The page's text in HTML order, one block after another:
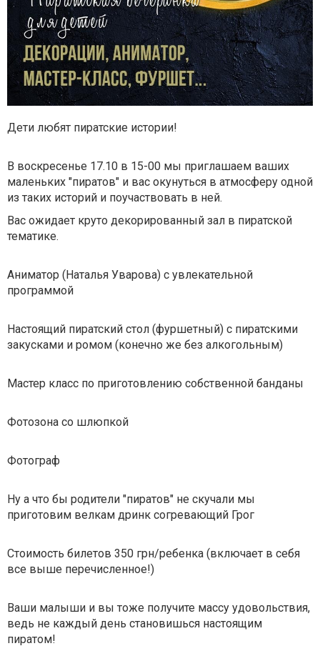
Дети любят пиратские истории!
В воскресенье 17.10 в 15-00 мы приглашаем ваших
маленьких "пиратов" и вас окунуться в атмосферу одной
из таких историй и поучаствовать в ней.
Вас ожидает круто декорированный зал в пиратской
тематике.
Аниматор (Наталья Уварова) с увлекательной
программой
Настоящий пиратский стол (фуршетный) с пиратскими
закусками и ромом (конечно же без алкогольным)
Мастер класс по приготовлению собственной банданы
Фотозона со шлюпкой
Фотограф
Ну а что бы родители "пиратов" не скучали мы
приготовим велкам дринк согревающий Грог
Стоимость билетов 350 грн/ребенка (включает в себя
все выше перечисленное!)
Ваши малыши и вы тоже получите массу удовольствия,
ведь не каждый день становишься настоящим
пиратом!